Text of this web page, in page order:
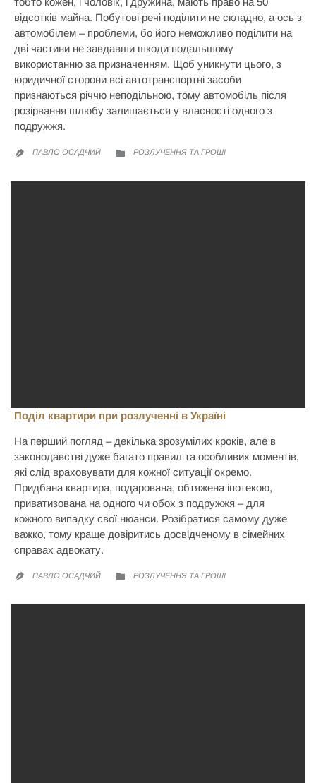
відсотків майна. Побутові речі поділити не складно, а ось з
автомобілем – проблеми, бо його неможливо поділити на
дві частини не завдавши шкоди подальшому
використанню за призначенням. Щоб уникнути цього, з
юридичної сторони всі автотранспортні засоби
признаються річчю неподільною, тому автомобіль після
розірвання шлюбу залишається у власності одного з
подружжя.
 ПАВЛО ОСАДЧИЙ  CATEGORY
РОЗЛУЧЕННЯ ТА ГРОШІ
Поділ квартири при розлученні в Україні
На перший погляд – декілька зрозумілих кроків, але в
законодавстві дуже багато правил та особливих моментів,
які слід враховувати для кожної ситуації окремо.
Придбана квартира, подарована, обтяжена іпотекою,
приватизована на одного чи обох з подружжя – для
кожного випадку свої нюанси. Розібратися самому дуже
важко, тому краще довіритись досвідченому в сімейних
справах адвокату.
 ПАВЛО ОСАДЧИЙ  CATEGORY
РОЗЛУЧЕННЯ ТА ГРОШІ